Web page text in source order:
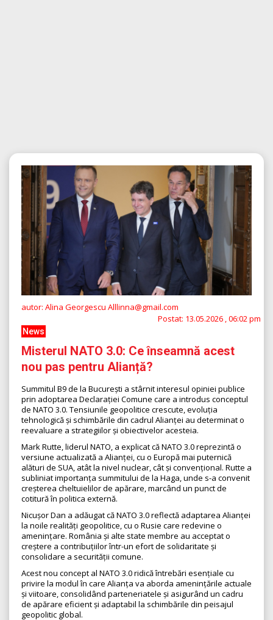
autor: Alina Georgescu Alllinna@gmail.com
Postat: 13.05.2026 , 06:02 pm
News
Misterul NATO 3.0: Ce înseamnă acest
nou pas pentru Alianță?
Summitul B9 de la București a stârnit interesul opiniei publice
prin adoptarea Declarației Comune care a introdus conceptul
de NATO 3.0. Tensiunile geopolitice crescute, evoluția
tehnologică și schimbările din cadrul Alianței au determinat o
reevaluare a strategiilor și obiectivelor acesteia.
Mark Rutte, liderul NATO, a explicat că NATO 3.0 reprezintă o
versiune actualizată a Alianței, cu o Europă mai puternică
alături de SUA, atât la nivel nuclear, cât și convențional. Rutte a
subliniat importanța summitului de la Haga, unde s-a convenit
creșterea cheltuielilor de apărare, marcând un punct de
cotitură în politica externă.
Nicușor Dan a adăugat că NATO 3.0 reflectă adaptarea Alianței
la noile realități geopolitice, cu o Rusie care redevine o
amenințare. România și alte state membre au acceptat o
creștere a contribuțiilor într-un efort de solidaritate și
consolidare a securității comune.
Acest nou concept al NATO 3.0 ridică întrebări esențiale cu
privire la modul în care Alianța va aborda amenințările actuale
și viitoare, consolidând parteneriatele și asigurând un cadru
de apărare eficient și adaptabil la schimbările din peisajul
geopolitic global.